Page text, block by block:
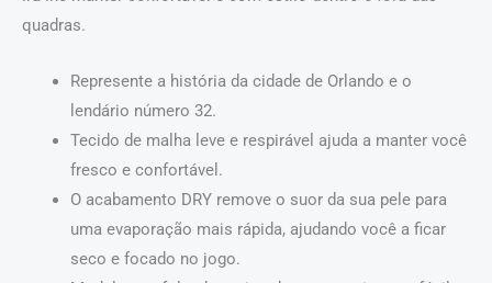
quadras.
Represente a história da cidade de Orlando e o
lendário número 32.
Tecido de malha leve e respirável ajuda a manter você
fresco e confortável.
O acabamento DRY remove o suor da sua pele para
uma evaporação mais rápida, ajudando você a ficar
seco e focado no jogo.